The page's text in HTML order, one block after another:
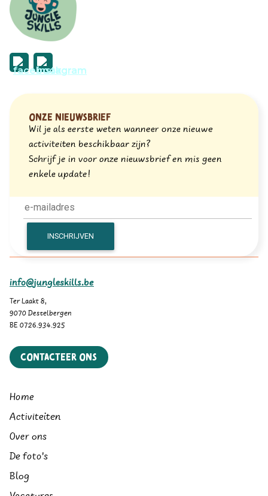
Onze nieuwsbrief
Wil je als eerste weten wanneer onze nieuwe
activiteiten beschikbaar zijn?
Schrijf je in voor onze nieuwsbrief en mis geen
enkele update!
info@jungleskills.be
Ter Laakt 8,
9070 Destelbergen
BE 0726.934.925
Contacteer ons
Home
Activiteiten
Over ons
De foto's
Blog